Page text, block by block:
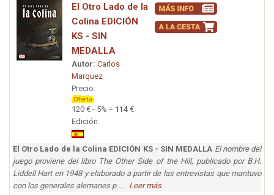
El Otro Lado de la
Colina EDICIÓN
KS - SIN
MEDALLA
Autor: Carlos
Marquez
Precio:
120 € - 5% = 114 €
Edición:
El Otro Lado de la Colina EDICIÓN KS - SIN MEDALLA El nombre del
juego proviene del libro The Other Side of the Hill, publicado por B.H.
Liddell Hart en 1948 y elaborado a partir de las entrevistas que mantuvo
con los generales alemanes p ... Leer más